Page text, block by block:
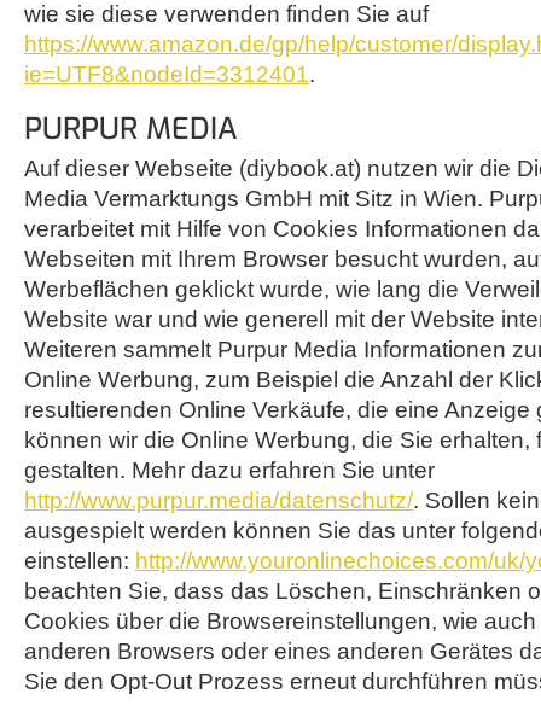
wie sie diese verwenden finden Sie auf
https://www.amazon.de/gp/help/customer/
ie=UTF8&nodeId=3312401.
PURPUR MEDIA
Auf dieser Webseite (diybook.at) nutzen wir die
Media Vermarktungs GmbH mit Sitz in Wien.
verarbeitet mit Hilfe von Cookies Informationen
Webseiten mit Ihrem Browser besucht wurden,
Werbeflächen geklickt wurde, wie lang die
Website war und wie generell mit der Website
Weiteren sammelt Purpur Media Informationen
Online Werbung, zum Beispiel die Anzahl der
resultierenden Online Verkäufe, die eine Anzeige
können wir die Online Werbung, die Sie erhalten,
gestalten. Mehr dazu erfahren Sie unter
http://www.purpur.media/datenschutz/. Sollen
ausgespielt werden können Sie das unter
einstellen: http://www.youronlinechoices.com/uk/
beachten Sie, dass das Löschen, Einschränken
Cookies über die Browsereinstellungen, wie
anderen Browsers oder eines anderen Gerätes
Sie den Opt-Out Prozess erneut durchführen